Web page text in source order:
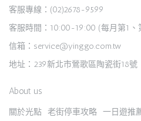
客服專線：(02)2678-9599
客服時間：10:00-19:00 (每月第1、
信箱：service@yinggo.com.tw
地址：239新北市鶯歌區陶瓷街18號
About us
關於光點 老街停車攻略 一日遊推